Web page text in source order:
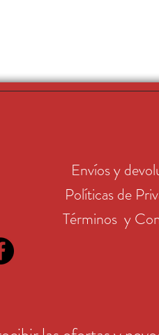
Envíos y
Políticas de
Términos y